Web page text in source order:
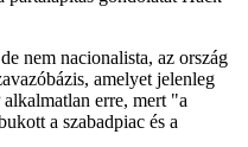
nem nacionalista, az ország
amelyet jelenleg
erre, mert "a
a szabadpiac és a